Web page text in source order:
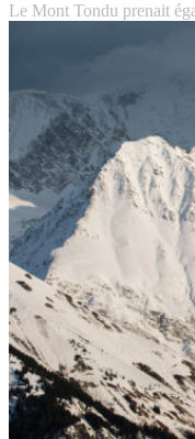
Le Mont Tondu prenait